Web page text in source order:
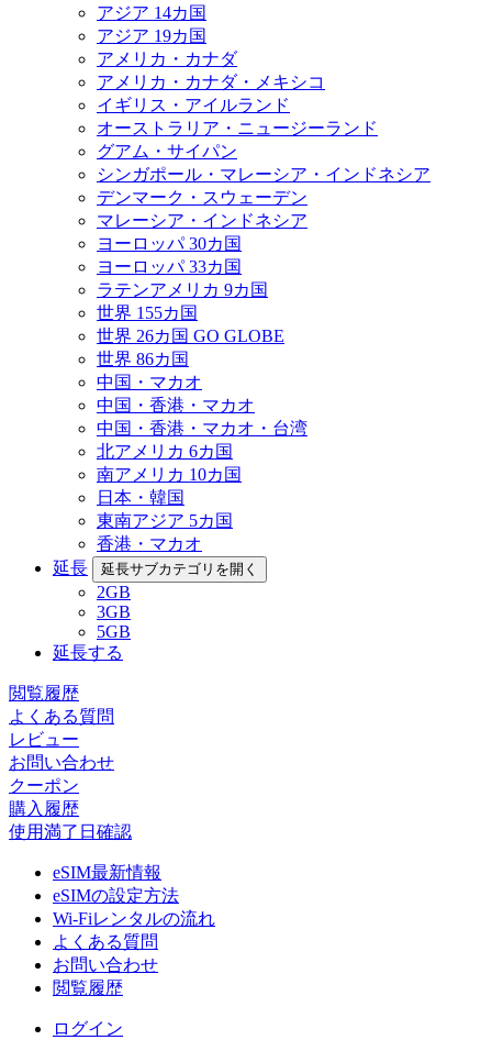
アジア 14カ国
アジア 19カ国
アメリカ・カナダ
アメリカ・カナダ・メキシコ
イギリス・アイルランド
オーストラリア・ニュージーランド
グアム・サイパン
シンガポール・マレーシア・インドネシア
デンマーク・スウェーデン
マレーシア・インドネシア
ヨーロッパ 30カ国
ヨーロッパ 33カ国
ラテンアメリカ 9カ国
世界 155カ国
世界 26カ国 GO GLOBE
世界 86カ国
中国・マカオ
中国・香港・マカオ
中国・香港・マカオ・台湾
北アメリカ 6カ国
南アメリカ 10カ国
日本・韓国
東南アジア 5カ国
香港・マカオ
延長
延長サブカテゴリを開く
2GB
3GB
5GB
延長する
閲覧履歴
よくある質問
レビュー
お問い合わせ
クーポン
購入履歴
使用満了日確認
eSIM最新情報
eSIMの設定方法
Wi-Fiレンタルの流れ
よくある質問
お問い合わせ
閲覧履歴
ログイン